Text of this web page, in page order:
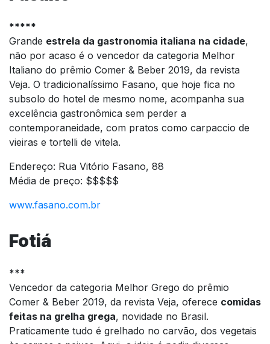
*****
Grande estrela da gastronomia italiana na cidade,
não por acaso é o vencedor da categoria Melhor
Italiano do prêmio Comer & Beber 2019, da revista
Veja. O tradicionalíssimo Fasano, que hoje fica no
subsolo do hotel de mesmo nome, acompanha sua
excelência gastronômica sem perder a
contemporaneidade, com pratos como carpaccio de
vieiras e tortelli de vitela.
Endereço: Rua Vitório Fasano, 88
Média de preço: $$$$$
www.fasano.com.br
Fotiá
***
Vencedor da categoria Melhor Grego do prêmio
Comer & Beber 2019, da revista Veja, oferece comidas
feitas na grelha grega, novidade no Brasil.
Praticamente tudo é grelhado no carvão, dos vegetais